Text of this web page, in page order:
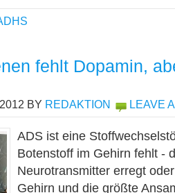
fehlt Dopamin,
BY REDAKTION LEAVE
ADS ist eine
Botenstoff im Gehirn fehlt -
Neurotransmitter erregt
Gehirn und die größte